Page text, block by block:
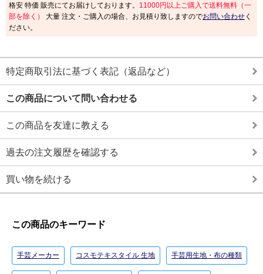
格安 特価 販売にてお届けしております。 11000円以上ご購入で送料無料（一
部を除く）
大量 注文・ご購入の場合、お見積り致しますのでお問い合わせ く
ださい。
特定商取引法に基づく表記（返品など）
この商品について問い合わせる
この商品を友達に教える
過去の注文履歴を確認する
買い物を続ける
この商品のキーワード
手芸メーカー コスモテキスタイル 生地 手芸用生地・布の種類